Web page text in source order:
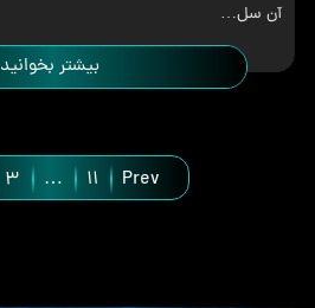
آن سل…
بیشتر بخوانید
3 … 11 Prev